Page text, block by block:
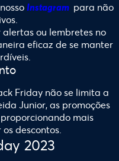
Instagram para não
ou lembretes no
eficaz de se manter
Friday não se limita a
Junior, as promoções
mais
descontos.
2023